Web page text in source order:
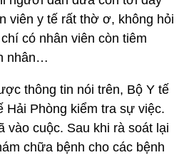
viên y tế rất thờ ơ, không hỏi
có nhân viên còn tiêm
nhân…
thông tin nói trên, Bộ Y tế
Hải Phòng kiểm tra sự việc.
vào cuộc. Sau khi rà soát lại
chữa bệnh cho các bệnh